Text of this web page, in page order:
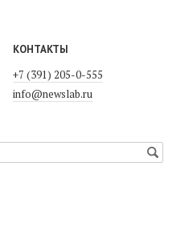
КОНТАКТЫ
+7 (391) 205-0-555
info@newslab.ru